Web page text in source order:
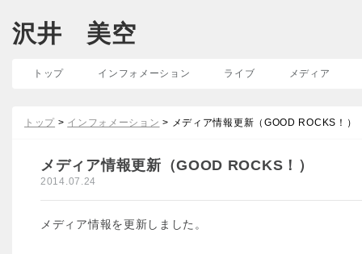
沢井 美空
トップ インフォメーション ライブ メディア
トップ > インフォメーション > メディア情報更新（GOOD ROCKS！）
メディア情報更新（GOOD ROCKS！）
2014.07.24
メディア情報を更新しました。